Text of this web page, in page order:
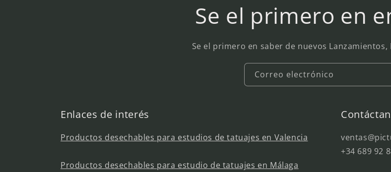
Se el primero en
Se el primero en saber de nuevos Lanzamientos,
Correo electrónico
Enlaces de interés
Productos desechables para estudios de tatuajes en Valencia
Productos desechables para estudio de tatuajes en Málaga
+34 689 92